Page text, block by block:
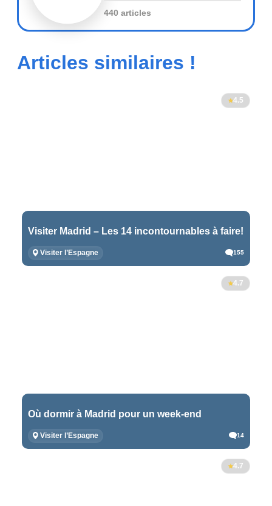
440 articles
Articles similaires !
4.5
Visiter Madrid – Les 14 incontournables à faire!
Visiter l’Espagne 155
4.7
Où dormir à Madrid pour un week-end
Visiter l’Espagne 14
4.7